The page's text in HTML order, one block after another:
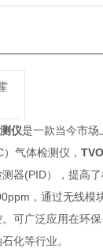
仪是一款当今市场
）气体检测仪，
器(PID），提高
，通过无线模
。可广泛应用在环
化等行业。